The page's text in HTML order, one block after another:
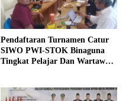
Pendaftaran Turnamen Catur
SIWO PWI-STOK Binaguna
Tingkat Pelajar Dan Wartawan